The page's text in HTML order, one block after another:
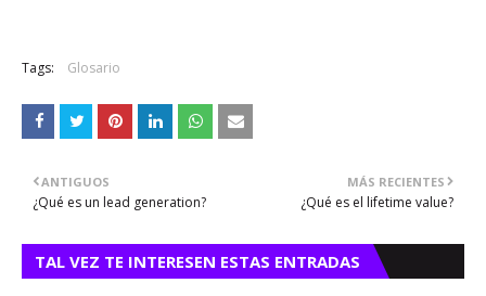
Tags: Glosario
MÁS RECIENTES
¿Qué es el lifetime value?
ANTIGUOS
¿Qué es un lead generation?
TAL VEZ TE INTERESEN ESTAS ENTRADAS